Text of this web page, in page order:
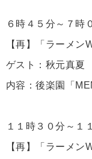
６時４５分～７時
【再】「ラーメン
ゲスト：秋元真夏
内容：後楽園「
１１時３０分～１
【再】「ラーメン